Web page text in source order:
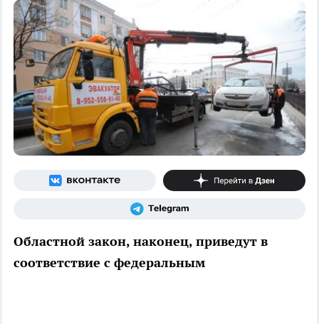
Областной закон, наконец, приведут в
соответствие с федеральным